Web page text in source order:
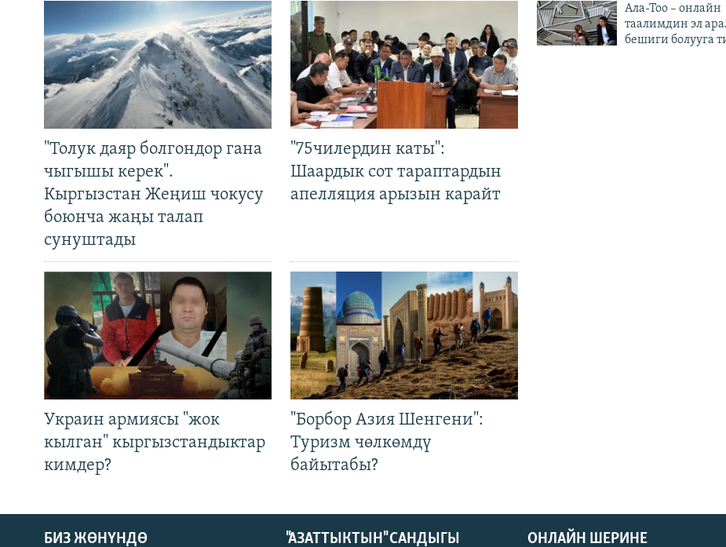
"Толук даяр болгондор гана
чыгышы керек".
Кыргызстан Жеңиш чокусу
боюнча жаңы талап
сунуштады
"75чилердин каты":
Шаардык сот тараптардын
апелляция арызын карайт
Украин армиясы "жок
кылган" кыргызстандыктар
кимдер?
"Борбор Азия Шенгени":
Туризм чөлкөмдү
байытабы?
Ала-Тоо – онлайн
таалимдин эл
бешиги болууга
ОНЛАЙН ШЕРИНЕ
БИЗ ЖӨНҮНДӨ "АЗАТТЫКТЫН" САНДЫГЫ